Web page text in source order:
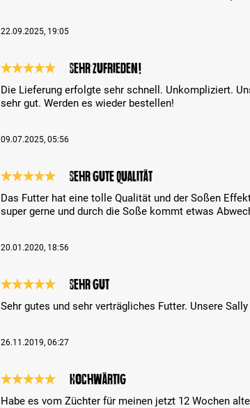
22.09.2025, 19:05
Sehr zufrieden!
Die Lieferung erfolgte sehr schnell. Unkompliziert.
sehr gut. Werden es wieder bestellen!
09.07.2025, 05:56
Review with rating of 5 out of 5 stars
Sehr gute Qualität
Das Futter hat eine tolle Qualität und der Soßen
super gerne und durch die Soße kommt etwas
20.01.2020, 18:56
Sehr gut
Sehr gutes und sehr verträgliches Futter. Unsere
26.11.2019, 06:27
Hochwärtig
Habe es vom Züchter für meinen jetzt 12 Wochen